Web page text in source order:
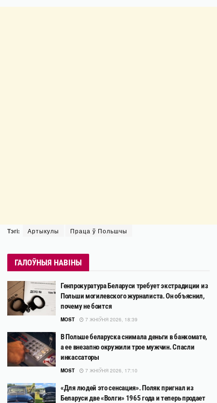
Тэгі: Артыкулы Праца ў Польшчы
ГАЛОЎНЫЯ НАВІНЫ
Генпрокуратура Беларуси требует экстрадиции из
Польши могилевского журналиста. Он объяснил,
почему не боится
MOST 7 ЖНІЎНЯ 2026, 18:39
В Польше беларуска снимала деньги в банкомате,
а ее внезапно окружили трое мужчин. Спасли
инкассаторы
MOST 7 ЖНІЎНЯ 2026, 17:10
«Для людей это сенсация». Поляк пригнал из
Беларуси две «Волги» 1965 года и теперь продает